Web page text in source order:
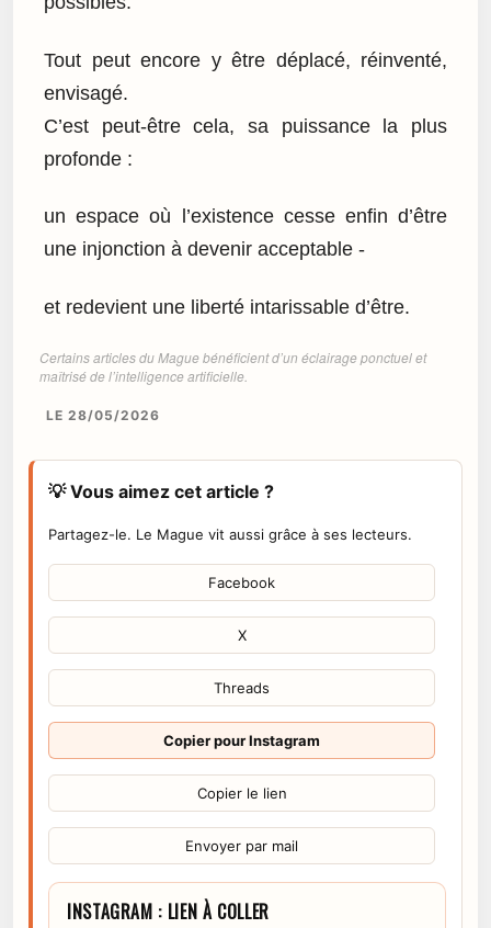
Tout peut encore y être déplacé, réinventé,
envisagé.
C’est peut-être cela, sa puissance la plus
profonde :
un espace où l’existence cesse enfin d’être
une injonction à devenir acceptable -
et redevient une liberté intarissable d’être.
Certains articles du Mague bénéficient d’un éclairage ponctuel et
maîtrisé de l’intelligence artificielle.
LE 28/05/2026
💡 Vous aimez cet article ?
Partagez-le. Le Mague vit aussi grâce à ses lecteurs.
Facebook
X
Threads
Copier pour Instagram
Copier le lien
Envoyer par mail
INSTAGRAM : LIEN À COLLER